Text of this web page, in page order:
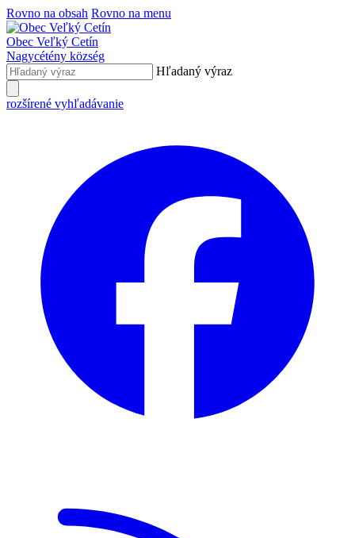
Rovno na obsah Rovno na menu
Obec Veľký Cetín
Nagycétény község
Hľadaný výraz
rozšírené vyhľadávanie